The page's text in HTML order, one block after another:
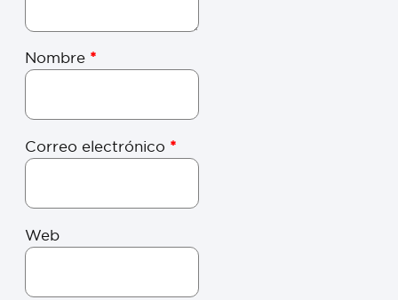
Nombre *
Correo electrónico *
Web